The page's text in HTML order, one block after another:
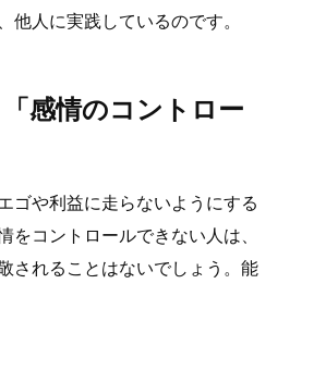
人に実践しているのです。
感情のコントロー
ゴや利益に走らないようにする
コントロールできない人は、
されることはないでしょう。能